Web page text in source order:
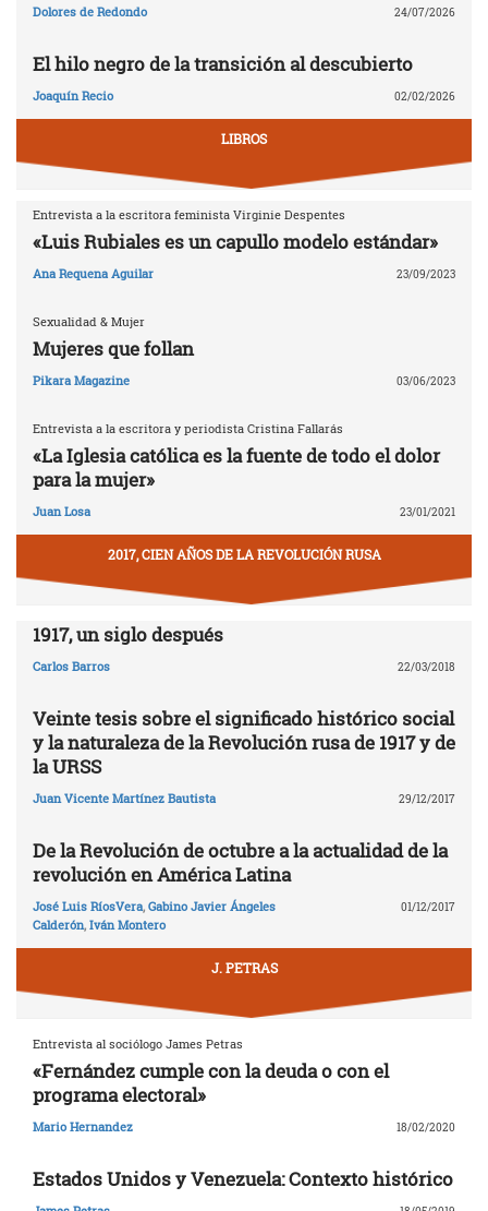
Dolores de Redondo 24/07/2026
El hilo negro de la transición al descubierto
Joaquín Recio 02/02/2026
LIBROS
Entrevista a la escritora feminista Virginie Despentes
«Luis Rubiales es un capullo modelo estándar»
Ana Requena Aguilar 23/09/2023
Sexualidad & Mujer
Mujeres que follan
Pikara Magazine 03/06/2023
Entrevista a la escritora y periodista Cristina Fallarás
«La Iglesia católica es la fuente de todo el dolor
para la mujer»
Juan Losa 23/01/2021
2017, CIEN AÑOS DE LA REVOLUCIÓN RUSA
1917, un siglo después
Carlos Barros 22/03/2018
Veinte tesis sobre el significado histórico social
y la naturaleza de la Revolución rusa de 1917 y de
la URSS
Juan Vicente Martínez Bautista 29/12/2017
De la Revolución de octubre a la actualidad de la
revolución en América Latina
José Luis RíosVera, Gabino Javier Ángeles
Calderón, Iván Montero
01/12/2017
J. PETRAS
Entrevista al sociólogo James Petras
«Fernández cumple con la deuda o con el
programa electoral»
Mario Hernandez 18/02/2020
Estados Unidos y Venezuela: Contexto histórico